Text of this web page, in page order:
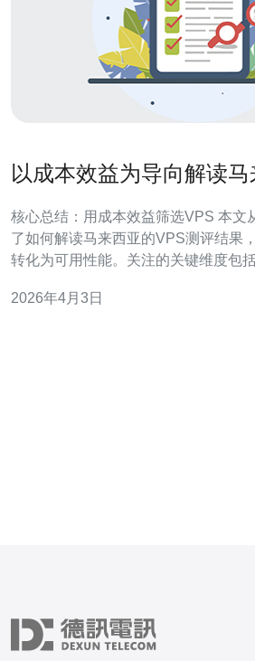
以成本效益为导向解读
核心总结：用成本效益筛选VPS 本文
了如何解读马来西亚的VPS测评结果
转化为可用性能。关注的关键维度包
宽计费与峰值能力、网络延迟与丢包
2026年4月3日